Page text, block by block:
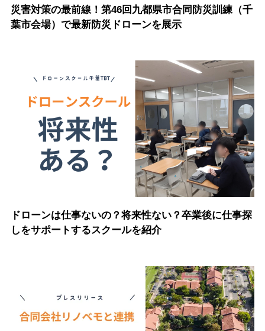
災害対策の最前線！第46回九都県市合同防災訓練（千
葉市会場）で最新防災ドローンを展示
ドローンは仕事ないの？将来性ない？卒業後に仕事探
しをサポートするスクールを紹介